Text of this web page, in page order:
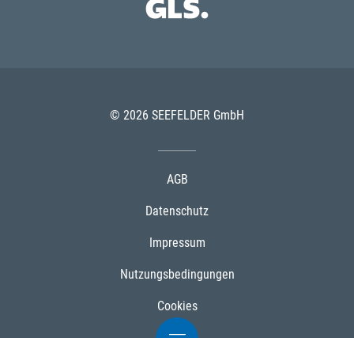
© 2026 SEEFELDER GmbH
AGB
Datenschutz
Impressum
Nutzungsbedingungen
Cookies